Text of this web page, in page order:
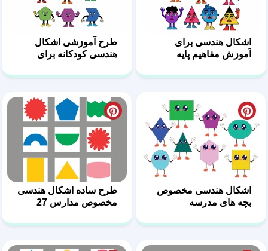
اشکال هندسی برای
آموزش مفاهیم پایه
طرح آموزشی اشکال
هندسی کودکانه برای
اشکال هندسی مخصوص
بچه های مدرسه
طرح ساده اشکال هندسی
مخصوص مدارس 27